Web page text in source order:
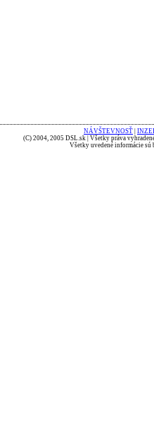
NÁVŠTEVNOSŤ
(C) 2004, 2005 DSL.sk | Všetky práva
Všetky uvedené informácie sú